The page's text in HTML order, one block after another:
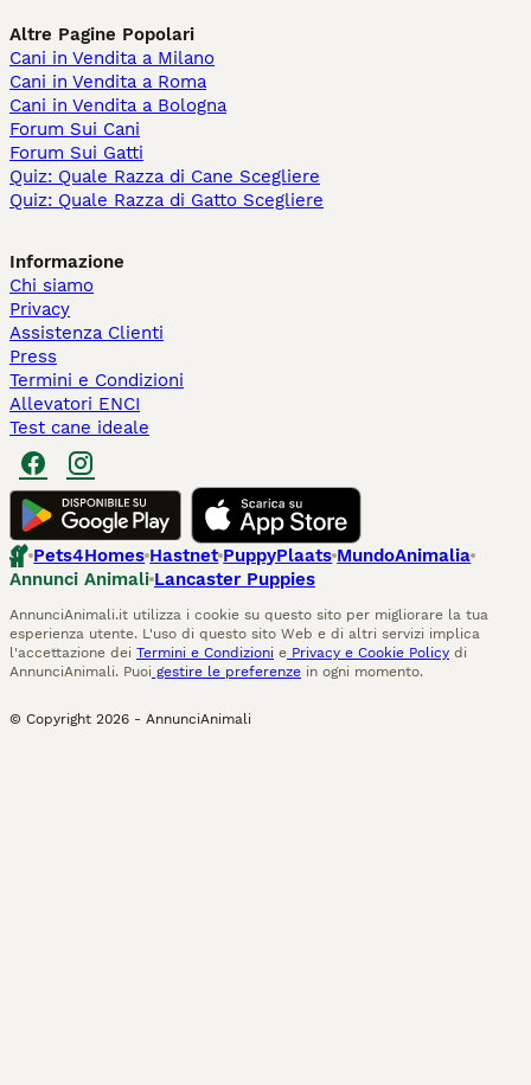
Altre Pagine Popolari
Cani in Vendita a Milano
Cani in Vendita a Roma
Cani in Vendita a Bologna
Forum Sui Cani
Forum Sui Gatti
Quiz: Quale Razza di Cane Scegliere
Quiz: Quale Razza di Gatto Scegliere
Informazione
Chi siamo
Privacy
Assistenza Clienti
Press
Termini e Condizioni
Allevatori ENCI
Test cane ideale
Pets4Homes Hastnet PuppyPlaats MundoAnimalia
Annunci Animali Lancaster Puppies
AnnunciAnimali.it utilizza i cookie su questo sito per migliorare la tua
esperienza utente. L'uso di questo sito Web e di altri servizi implica
l'accettazione dei Termini e Condizioni e Privacy e Cookie Policy di
AnnunciAnimali. Puoi gestire le preferenze in ogni momento.
© Copyright 2026 - AnnunciAnimali